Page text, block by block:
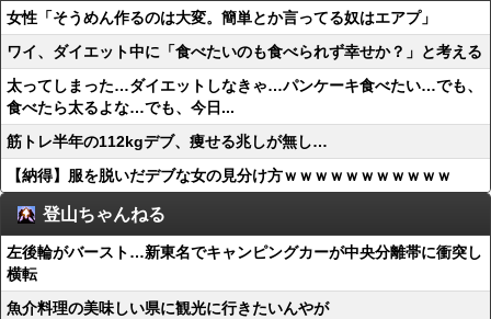
女性「そうめん作るのは大変。簡単とか言ってる奴はエアプ」
ワイ、ダイエット中に「食べたいのも食べられず幸せか？」と考える
太ってしまった…ダイエットしなきゃ…パンケーキ食べたい…でも、
食べたら太るよな…でも、今日...
筋トレ半年の112kgデブ、痩せる兆しが無し…
【納得】服を脱いだデブな女の見分け方ｗｗｗｗｗｗｗｗｗｗｗ
登山ちゃんねる
左後輪がバースト…新東名でキャンピングカーが中央分離帯に衝突し
横転
魚介料理の美味しい県に観光に行きたいんやが